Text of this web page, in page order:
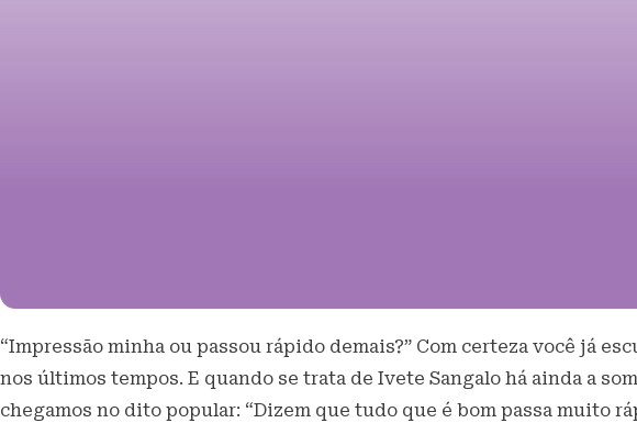
“Impressão minha ou passou rápido demais?” Com certeza você já
nos últimos tempos. E quando se trata de Ivete Sangalo há ainda a
chegamos no dito popular: “Dizem que tudo que é bom passa muito